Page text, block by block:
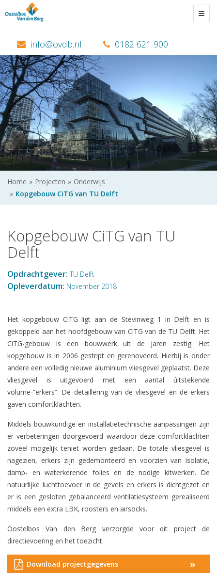
0182 621 900
Home Projecten
Onderwijs
Kopgebouw CiTG van TU Delft
Kopgebouw CiTG van TU
Delft
Opdrachtgever: TU Delft
Opleverdatum: November 2018
Het kopgebouw CiTG ligt aan de Stevinweg 1 in Delft en is
gekoppeld aan het hoofdgebouw van CiTG van de TU Delft. Het
CiTG-gebouw is een bouwwerk uit de jaren zestig. Het
kopgebouw is in 2006 gestript en gerenoveerd. Hierbij is onder
andere een volledig nieuwe aluminium vliesgevel geplaatst. Deze
vliesgevel is uitgevoerd met een aantal úitstekende
volume-“erkers”. De detaillering van de vliesgevel en de erkers
gaven comfortklachten.
Middels bouwkundige en installatietechnische aanpassingen zijn
er verbeteringen doorgevoerd waardoor deze comfortklachten
zoveel mogelijk teniet worden gedaan. De totale vliesgevel is
nagezien, erkers zijn gedemonteerd en voorzien van isolatie,
damp- en waterkerende folies en de nodige kitwerken. De
natuurlijke luchttoevoer in de gevels en erkers is dichtgezet en
er is een gesloten gebalanceerd ventilatiesysteem gerealiseerd
middels een extra LBK, roosters en airsocks.
Oostelbos Van den Berg verzorgde voor dit project de
directievoering en het toezicht.
Download projectgegevens »